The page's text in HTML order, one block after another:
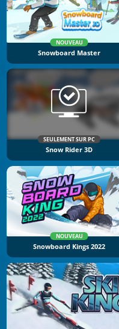
NOUVEAU
Snowboard Master
SEULEMENT SUR PC
Snow Rider 3D
NOUVEAU
Snowboard Kings 2022